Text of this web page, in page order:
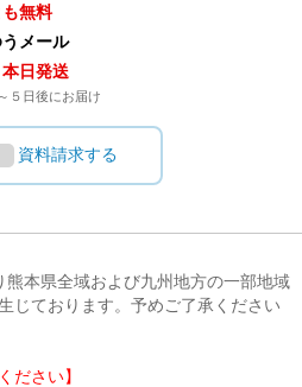
無料
うメール
本日発送
５日後にお届け
資料請求する
本県全域および九州地方の一部地域
じております。予めご了承ください
ださい】